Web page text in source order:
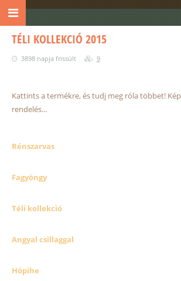
TÉLI KOLLEKCIÓ 2015
3898 napja frissült 9
Kattints a termékre, és tudj meg róla többet!
rendelés...
Rénszarvas
Fagyöngy
Téli kollekció
Angyal csillaggal
Hópihe